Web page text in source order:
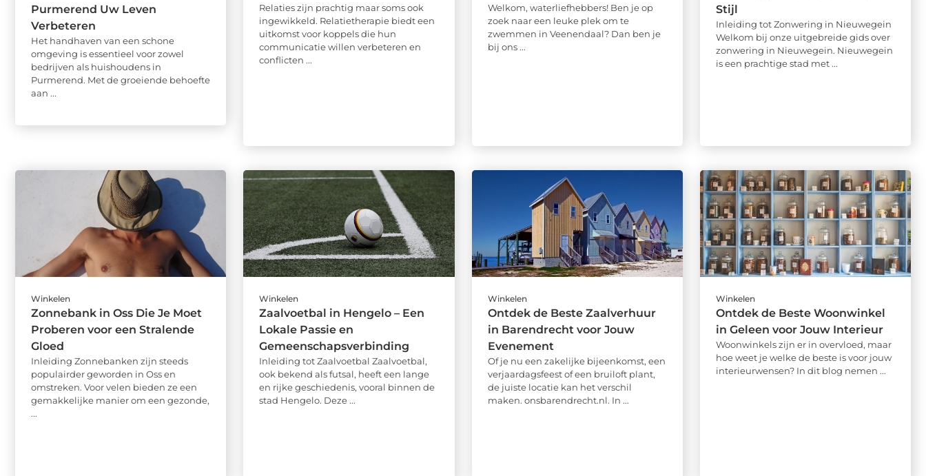
Purmerend Uw Leven
Verbeteren
Het handhaven van een schone
omgeving is essentieel voor zowel
bedrijven als huishoudens in
Purmerend. Met de groeiende behoefte
aan ...
Relaties zijn prachtig maar soms ook
ingewikkeld. Relatietherapie biedt een
uitkomst voor koppels die hun
communicatie willen verbeteren en
conflicten ...
Welkom, waterliefhebbers! Ben je op
zoek naar een leuke plek om te
zwemmen in Veenendaal? Dan ben je
bij ons ...
Stijl
Inleiding tot Zonwering in Nieuwegein
Welkom bij onze uitgebreide gids over
zonwering in Nieuwegein. Nieuwegein
is een prachtige stad met ...
Winkelen
Zonnebank in Oss Die Je Moet
Proberen voor een Stralende
Gloed
Inleiding Zonnebanken zijn steeds
populairder geworden in Oss en
omstreken. Voor velen bieden ze een
gemakkelijke manier om een gezonde,
...
Winkelen
Zaalvoetbal in Hengelo – Een
Lokale Passie en
Gemeenschapsverbinding
Inleiding tot Zaalvoetbal Zaalvoetbal,
ook bekend als futsal, heeft een lange
en rijke geschiedenis, vooral binnen de
stad Hengelo. Deze ...
Winkelen
Ontdek de Beste Zaalverhuur
in Barendrecht voor Jouw
Evenement
Of je nu een zakelijke bijeenkomst, een
verjaardagsfeest of een bruiloft plant,
de juiste locatie kan het verschil
maken. onsbarendrecht.nl. In ...
Winkelen
Ontdek de Beste Woonwinkel
in Geleen voor Jouw Interieur
Woonwinkels zijn er in overvloed, maar
hoe weet je welke de beste is voor jouw
interieurwensen? In dit blog nemen ...